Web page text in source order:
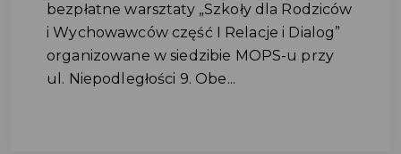
bezpłatne warsztaty „Szkoły dla Rodziców
i Wychowawców część I Relacje i Dialog”
organizowane w siedzibie MOPS-u przy
ul. Niepodległości 9. Obe...